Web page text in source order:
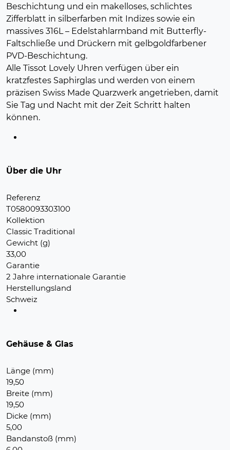
Beschichtung und ein makelloses, schlichtes
Zifferblatt in silberfarben mit Indizes sowie ein
massives 316L – Edelstahlarmband mit Butterfly-
Faltschließe und Drückern mit gelbgoldfarbener
PVD-Beschichtung.
Alle Tissot Lovely Uhren verfügen über ein
kratzfestes Saphirglas und werden von einem
präzisen Swiss Made Quarzwerk angetrieben, damit
Sie Tag und Nacht mit der Zeit Schritt halten
können.
Über die Uhr
Referenz
T0580093303100
Kollektion
Classic Traditional
Gewicht (g)
33,00
Garantie
2 Jahre internationale Garantie
Herstellungsland
Schweiz
Gehäuse & Glas
Länge (mm)
19,50
Breite (mm)
19,50
Dicke (mm)
5,00
Bandanstoß (mm)